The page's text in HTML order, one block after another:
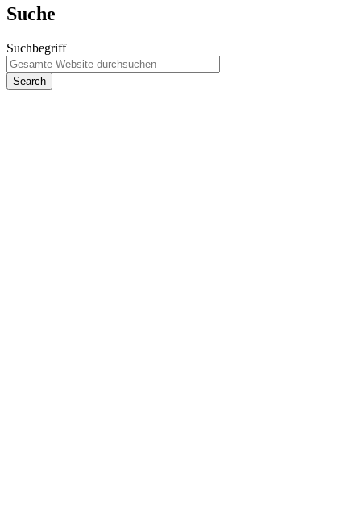
Suche
Suchbegriff